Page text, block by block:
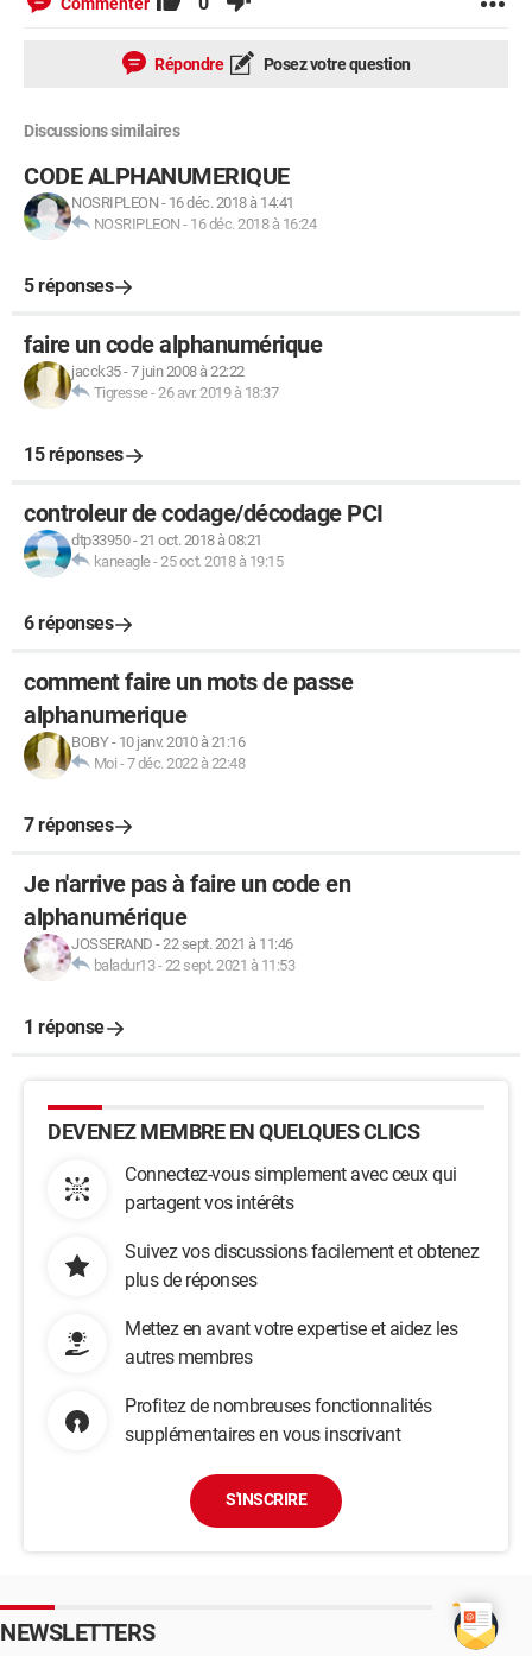
Répondre Posez votre question
Discussions similaires
CODE ALPHANUMERIQUE
NOSRIPLEON - 16 déc. 2018 à 14:41
NOSRIPLEON - 16 déc. 2018 à 16:24
5 réponses
faire un code alphanumérique
jacck35-7 juin 2008 à 22:22
Tigresse-26 avr. 2019 à 18:37
15 réponses
controleur de codage/décodage PCI
dtp33950-21 oct. 2018 à 08:21
kaneagle-25 oct. 2018 à 19:15
6 réponses
comment faire un mots de passe
alphanumerique
BOBY- 10 janv. 2010 à 21:16
Moi -7 déc. 2022 à 22:48
7 réponses
Je n'arrive pas à faire un code en
alphanumérique
JOSSERAND -22 sept. 2021 à 11:46
baladur13-22 sept. 2021 à 11:53
1 réponse
DEVENEZ MEMBRE EN QUELQUES CLICS
Connectez-vous simplement avec ceux qui
partagent vos intérêts
Suivez vos discussions facilement et obtenez
plus de réponses
Mettez en avant votre expertise et aidez les
autres membres
Profitez de nombreuses fonctionnalités
supplémentaires en vous inscrivant
S'INSCRIRE
NEWSLETTERS